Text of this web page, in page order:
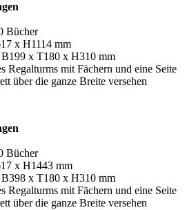
Bücher
x H1114 mm
B199 x T180 x H310 mm
Regalturms mit Fächern und eine Seite
über die ganze Breite versehen
Bücher
x H1443 mm
B398 x T180 x H310 mm
Regalturms mit Fächern und eine Seite
über die ganze Breite versehen